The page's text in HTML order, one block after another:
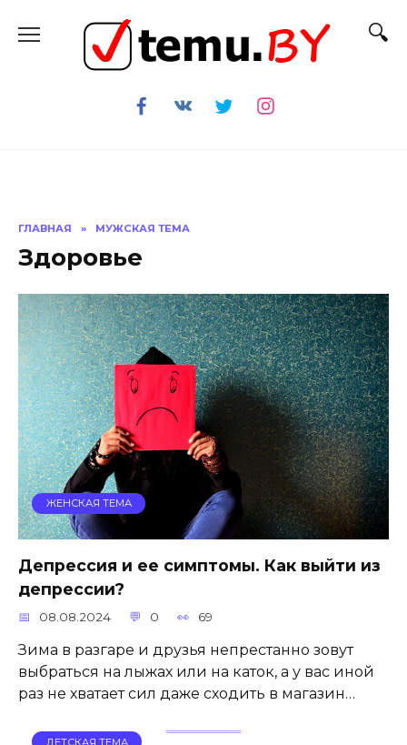
содержанию
ГЛАВНАЯ » МУЖСКАЯ ТЕМА
Здоровье
ЖЕНСКАЯ ТЕМА
Депрессия и ее симптомы. Как выйти из
депрессии?
08.08.2024 0 69
Зима в разгаре и друзья непрестанно зовут
выбраться на лыжах или на каток, а у вас иной
раз не хватает сил даже сходить в магазин…
ДЕТСКАЯ ТЕМА